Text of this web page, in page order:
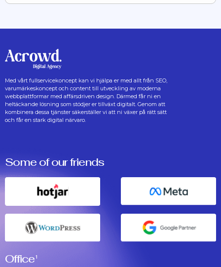
Med vårt fullservicekoncept kan vi hjälpa er med allt från SEO,
varumärkeskoncept och content till utveckling av moderna
webbplattformar med affärsdriven design. Därmed får ni en
heltäckande lösning som stödjer er tillväxt digitalt. Genom att
kombinera dessa tjänster säkerställer vi att ni växer på rätt sätt
och får en stark digital närvaro.
Some of our friends
Office1